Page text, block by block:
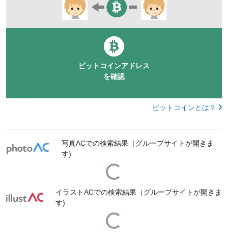
ビットコインアドレス
を確認
ビットコインとは？
写真ACでの検索結果（グループサイトが開きま
す)
Loading...
イラストACでの検索結果（グループサイトが開きま
す)
Loading...